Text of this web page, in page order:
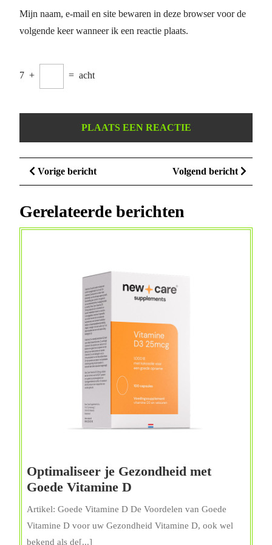
Mijn naam, e-mail en site bewaren in deze browser voor de
volgende keer wanneer ik een reactie plaats.
7 + = acht
Berichtnavigatie
Vorige berichtVorige
bericht
Volgend bericht
bericht
Gerelateerde berichten
Optimaliseer je Gezondheid met
Goede Vitamine D
je
met
Artikel: Goede Vitamine D De Voordelen van Goede
Vitamine D voor uw Gezondheid Vitamine D, ook wel
bekend als de[...]